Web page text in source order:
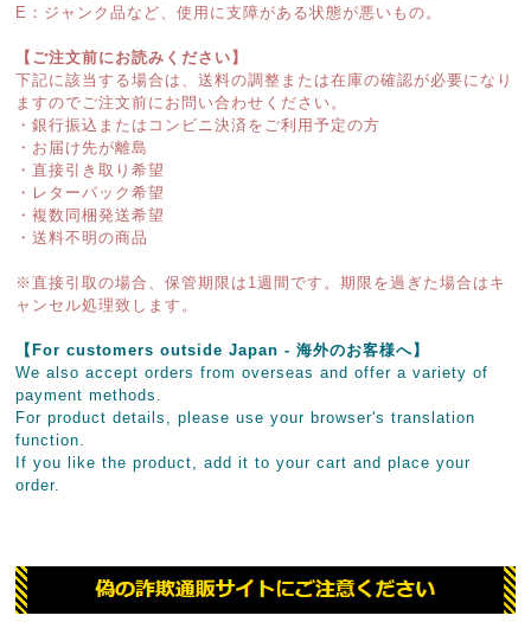
E：ジャンク品など、使用に支障がある状態が悪いもの。
【ご注文前にお読みください】
下記に該当する場合は、送料の調整または在庫の確認が必要になり
ますのでご注文前にお問い合わせください。
・銀行振込またはコンビニ決済をご利用予定の方
・お届け先が離島
・直接引き取り希望
・レターパック希望
・複数同梱発送希望
・送料不明の商品
※直接引取の場合、保管期限は1週間です。期限を過ぎた場合はキ
ャンセル処理致します。
【For customers outside Japan - 海外のお客様へ】
We also accept orders from overseas and offer a variety of
payment methods.
For product details, please use your browser's translation
function.
If you like the product, add it to your cart and place your
order.